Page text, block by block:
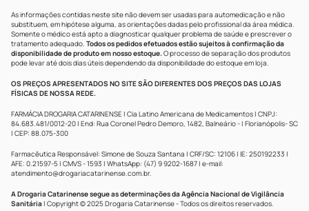
As informações contidas neste site não devem ser usadas para automedicação e não
substituem, em hipótese alguma, as orientações dadas pelo profissional da área médica.
Somente o médico está apto a diagnosticar qualquer problema de saúde e prescrever o
tratamento adequado. Todos os pedidos efetuados estão sujeitos à confirmação da
disponibilidade de produto em nosso estoque.O processo de separação dos produtos
pode levar até dois dias úteis dependendo da disponibilidade do estoque em loja.
OS PREÇOS APRESENTADOS NO SITE SÃO DIFERENTES DOS PREÇOS DAS LOJAS
FÍSICAS DE NOSSA REDE.
FARMÁCIA DROGARIA CATARINENSE | Cia Latino Americana de Medicamentos | CNPJ:
84.683.481/0012-20 | End: Rua Coronel Pedro Demoro, 1482, Balneário - | Florianópolis- SC
| CEP: 88.075-300
Farmacêutica Responsável: Simone de Souza Santana | CRF/SC: 12106 | IE: 250192233 |
AFE: 0.21597-5 | CMVS - 1593 | WhatsApp: (47) 9 9202-1687 | e-mail:
atendimento@drogariacatarinense.com.br.
A Drogaria Catarinense segue as determinações da Agência Nacional de Vigilância
Sanitária | Copyright © 2025 Drogaria Catarinense - Todos os direitos reservados.